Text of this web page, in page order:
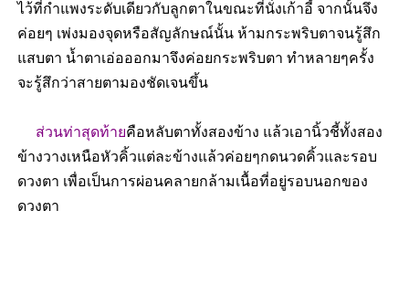
ไว้ที่กำแพงระดับเดียวกับลูกตาในขณะที่นั่งเก้าอี้ จากนั้นจึง
ค่อยๆ เพ่งมองจุดหรือสัญลักษณ์นั้น ห้ามกระพริบตาจนรู้สึก
แสบตา น้ำตาเอ่อออกมาจึงค่อยกระพริบตา ทำหลายๆครั้ง
จะรู้สึกว่าสายตามองชัดเจนขึ้น
ส่วนท่าสุดท้ายคือหลับตาทั้งสองข้าง แล้วเอานิ้วชี้ทั้งสอง
ข้างวางเหนือหัวคิ้วแต่ละข้างแล้วค่อยๆกดนวดคิ้วและรอบ
ดวงตา เพื่อเป็นการผ่อนคลายกล้ามเนื้อที่อยู่รอบนอกของ
ดวงตา